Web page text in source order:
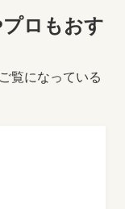
ロもおす
覧になっている